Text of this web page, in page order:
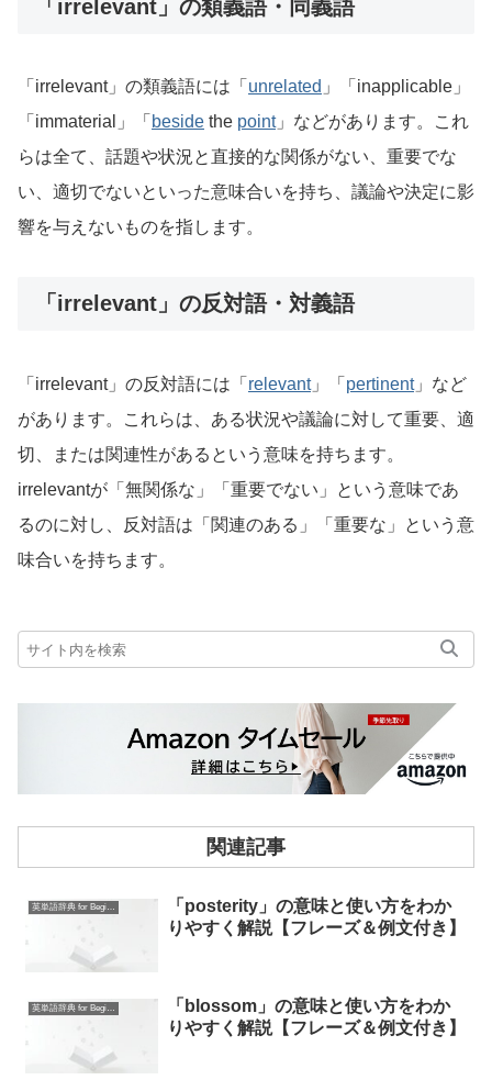
「irrelevant」の類義語・同義語
「irrelevant」の類義語には「 unrelated 」「inapplicable」
「immaterial」「 beside the point」などがあります。これ
らは全て、話題や状況と直接的な関係がない、重要でな
い、適切でないといった意味合いを持ち、議論や決定に影
響を与えないものを指します。
「irrelevant」の反対語・対義語
「irrelevant」の反対語には「 relevant」「 pertinent」など
があります。これらは、ある状況や議論に対して重要、適
切、または関連性があるという意味を持ちます。
irrelevantが「無関係な」「重要でない」という意味であ
るのに対し、反対語は「関連のある」「重要な」という意
味合いを持ちます。
関連記事
英単語辞典 for Beginners
「posterity」の意味と使い方をわか
りやすく解説【フレーズ＆例文付き】
英単語辞典 for Beginners
「blossom」の意味と使い方をわか
りやすく解説【フレーズ＆例文付き】